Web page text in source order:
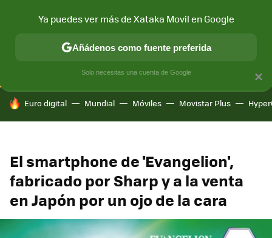
CONECTIVIDAD MÓVIL Y SOCIEDAD APLICACIONES
HOY SE HABLA DE
Euro digital Mundial Móviles Movistar Plus
El smartphone de 'Evangelion',
fabricado por Sharp y a la venta
en Japón por un ojo de la cara
×
Ya puedes ver más de Xataka Movil en Google
Añádenos como fuente preferida
Solo necesitas una cuenta de Google